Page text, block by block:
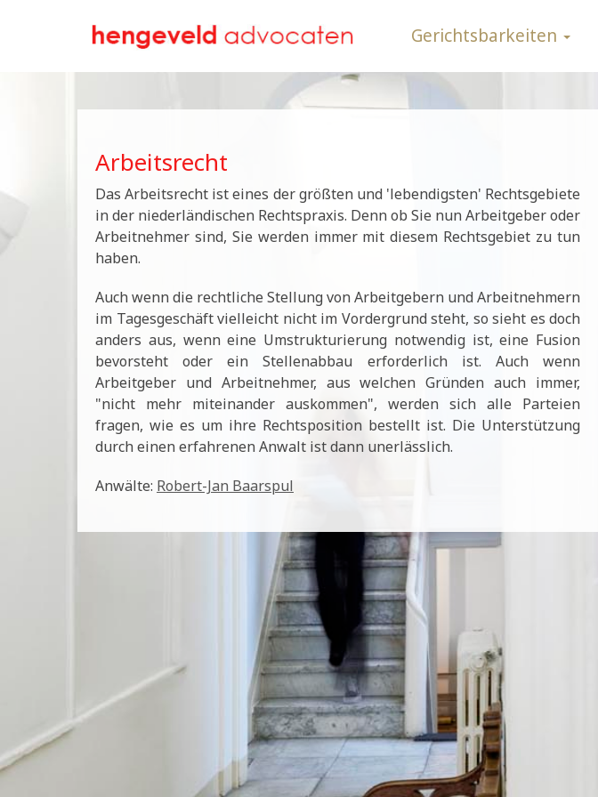
Gerichtsbarkeiten
Arbeitsrecht
Das Arbeitsrecht ist eines der größten und 'lebendigsten' Rechtsgebiete
in der niederländischen Rechtspraxis. Denn ob Sie nun Arbeitgeber oder
Arbeitnehmer sind, Sie werden immer mit diesem Rechtsgebiet zu tun
haben.
Auch wenn die rechtliche Stellung von Arbeitgebern und Arbeitnehmern
im Tagesgeschäft vielleicht nicht im Vordergrund steht, so sieht es doch
anders aus, wenn eine Umstrukturierung notwendig ist, eine Fusion
bevorsteht oder ein Stellenabbau erforderlich ist. Auch wenn
Arbeitgeber und Arbeitnehmer, aus welchen Gründen auch immer,
"nicht mehr miteinander auskommen", werden sich alle Parteien
fragen, wie es um ihre Rechtsposition bestellt ist. Die Unterstützung
durch einen erfahrenen Anwalt ist dann unerlässlich.
Anwälte: Robert-Jan Baarspul